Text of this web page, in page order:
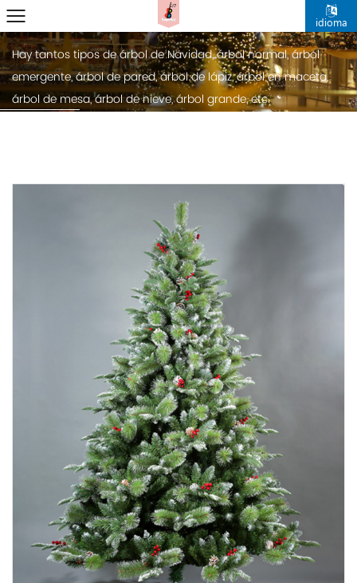
idioma
Centro de Noticias
Inicio
Hay tantos tipos de árbol de Navidad, árbol normal, árbol
emergente, árbol de pared, árbol de lápiz, árbol en maceta,
árbol de mesa, árbol de nieve, árbol grande, etc.